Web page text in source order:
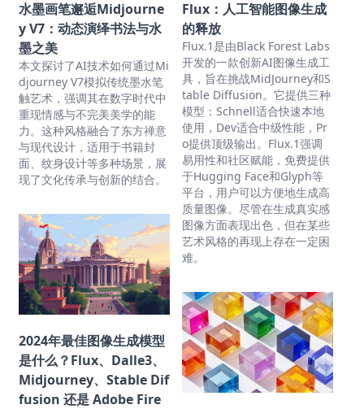
水墨画笔邂逅Midjourne
y V7：动态演绎书法与水
墨之美
本文探讨了AI技术如何通过Mi
djourney V7模拟传统墨水笔
触艺术，强调其在数字时代中
重现情感与不完美美学的能
力。这种风格融合了东方禅意
与现代设计，适用于书籍封
面、纹身设计等多种场景，展
现了文化传承与创新的结合。
2024年最佳图像生成模型
是什么？Flux、Dalle3、
Midjourney、Stable Dif
fusion 还是 Adobe Fire
Flux：人工智能图像生成
的释放
Flux.1是由Black Forest Labs
开发的一款创新AI图像生成工
具，旨在挑战MidJourney和S
table Diffusion。它提供三种
模型：Schnell适合快速本地
使用，Dev适合中级性能，Pr
o提供顶级输出。Flux.1强调
易用性和社区赋能，免费提供
于Hugging Face和Glyph等
平台，用户可以方便地生成高
质量图像。尽管在生成真实感
图像方面表现出色，但在某些
艺术风格的再现上存在一定困
难。